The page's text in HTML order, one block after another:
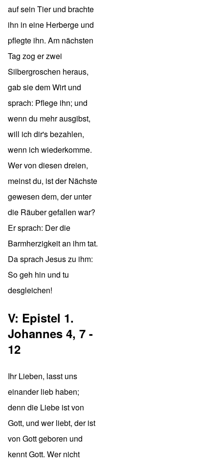
auf sein Tier und brachte
ihn in eine Herberge und
pflegte ihn. Am nächsten
Tag zog er zwei
Silbergroschen heraus,
gab sie dem Wirt und
sprach: Pflege ihn; und
wenn du mehr ausgibst,
will ich dir's bezahlen,
wenn ich wiederkomme.
Wer von diesen dreien,
meinst du, ist der Nächste
gewesen dem, der unter
die Räuber gefallen war?
Er sprach: Der die
Barmherzigkeit an ihm tat.
Da sprach Jesus zu ihm:
So geh hin und tu
desgleichen!
V: Epistel 1.
Johannes 4, 7 -
12
Ihr Lieben, lasst uns
einander lieb haben;
denn die Liebe ist von
Gott, und wer liebt, der ist
von Gott geboren und
kennt Gott. Wer nicht